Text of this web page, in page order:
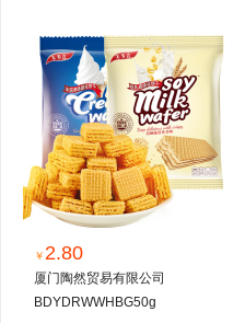
￥2.80
厦门陶然贸易有限公司
BDYDRWWHBG50g